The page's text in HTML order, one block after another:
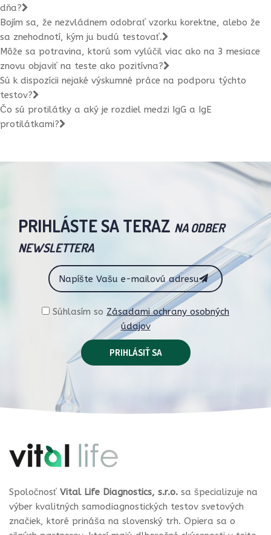
dňa?
Bojím sa, že nezvládnem odobrať vzorku korektne, alebo že
sa znehodnotí, kým ju budú testovať.
Môže sa potravina, ktorú som vylúčil viac ako na 3 mesiace
znovu objaviť na teste ako pozitívna?
Sú k dispozícii nejaké výskumné práce na podporu týchto
testov?
Čo sú protilátky a aký je rozdiel medzi IgG a IgE
protilátkami?
PRIHLÁSTE SA TERAZ NA ODBER
NEWSLETTERA
Súhlasím so Zásadami ochrany osobných
údajov
Spoločnosť Vital Life Diagnostics, s.r.o. sa špecializuje na
výber kvalitných samodiagnostických testov svetových
značiek, ktoré prináša na slovenský trh. Opiera sa o